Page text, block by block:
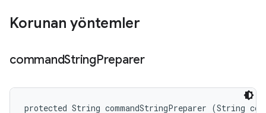
Korunan yöntemler
commandStringPreparer
protected String commandStringPreparer (String